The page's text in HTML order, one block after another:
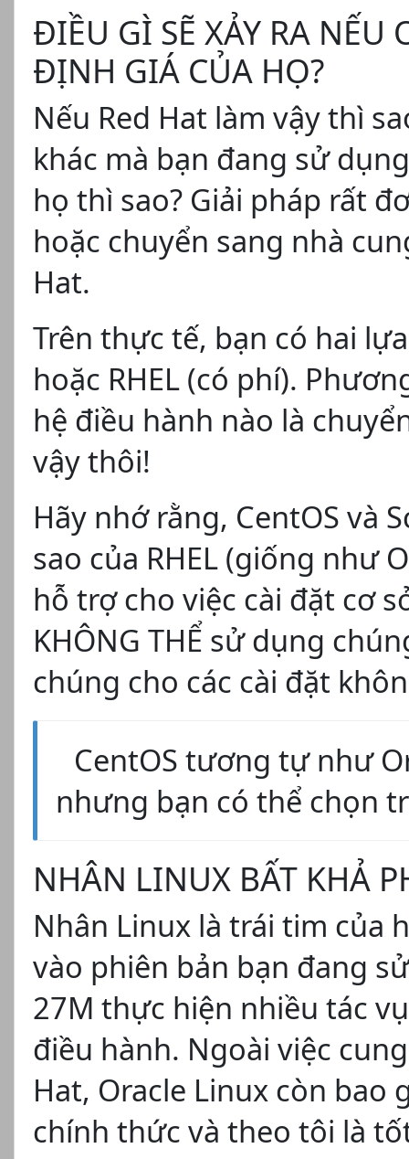
ĐIỀU GÌ SẼ XẢY RA
ĐỊNH GIÁ CỦA HỌ?
Nếu Red Hat làm vậy thì
khác mà bạn đang sử
họ thì sao? Giải pháp rất
hoặc chuyển sang nhà
Hat.
Trên thực tế, bạn có hai
hoặc RHEL (có phí).
hệ điều hành nào là
vậy thôi!
Hãy nhớ rằng, CentOS và
sao của RHEL (giống như
hỗ trợ cho việc cài đặt cơ
KHÔNG THỂ sử dụng
chúng cho các cài đặt
CentOS tương tự như
nhưng bạn có thể chọn
NHÂN LINUX BẤT KHẢ
Nhân Linux là trái tim của
vào phiên bản bạn đang
27M thực hiện nhiều tác
điều hành. Ngoài việc
Hat, Oracle Linux còn bao
chính thức và theo tôi là